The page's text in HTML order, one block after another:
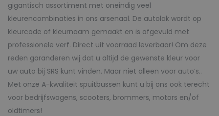
gigantisch assortiment met oneindig veel
kleurencombinaties in ons arsenaal. De autolak wordt op
kleurcode of kleurnaam gemaakt en is afgevuld met
professionele verf. Direct uit voorraad leverbaar! Om deze
reden garanderen wij dat u altijd de gewenste kleur voor
uw auto bij SRS kunt vinden. Maar niet alleen voor auto’s..
Met onze A-kwaliteit spuitbussen kunt u bij ons ook terecht
voor bedrijfswagens, scooters, brommers, motors en/of
oldtimers!